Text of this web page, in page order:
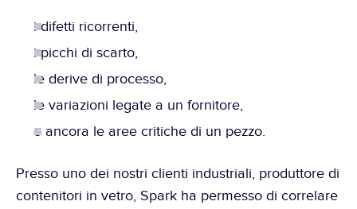
i difetti ricorrenti,
i picchi di scarto,
le derive di processo,
le variazioni legate a un fornitore,
o ancora le aree critiche di un pezzo.
Presso uno dei nostri clienti industriali, produttore di
contenitori in vetro, Spark ha permesso di correlare